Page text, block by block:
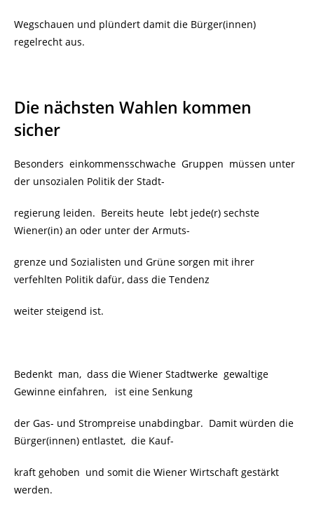
Wegschauen und plündert damit die Bürger(innen)
regelrecht aus.
Die nächsten Wahlen kommen
sicher
Besonders einkommensschwache Gruppen müssen unter
der unsozialen Politik der Stadt-
regierung leiden. Bereits heute lebt jede(r) sechste
Wiener(in) an oder unter der Armuts-
grenze und Sozialisten und Grüne sorgen mit ihrer
verfehlten Politik dafür, dass die Tendenz
weiter steigend ist.
Bedenkt man, dass die Wiener Stadtwerke gewaltige
Gewinne einfahren, ist eine Senkung
der Gas- und Strompreise unabdingbar. Damit würden die
Bürger(innen) entlastet, die Kauf-
kraft gehoben und somit die Wiener Wirtschaft gestärkt
werden.